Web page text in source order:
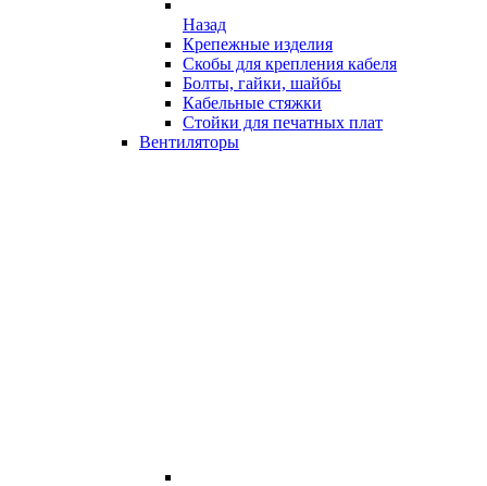
Назад
Крепежные изделия
Скобы для крепления кабеля
Болты, гайки, шайбы
Кабельные стяжки
Стойки для печатных плат
Вентиляторы